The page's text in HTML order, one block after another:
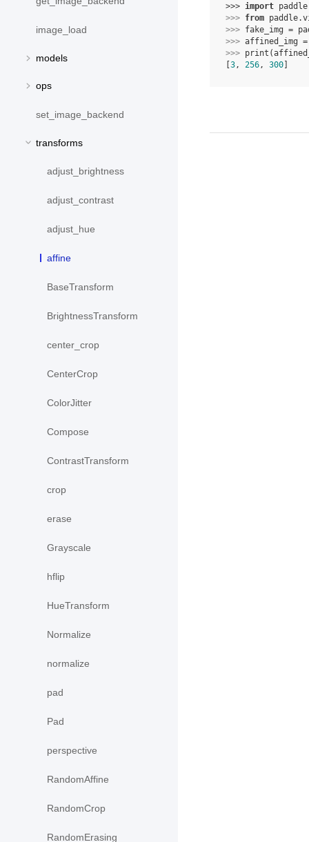
image_load
models
ops
set_image_backend
transforms
adjust_brightness
adjust_contrast
adjust_hue
affine
BaseTransform
BrightnessTransform
center_crop
CenterCrop
ColorJitter
Compose
ContrastTransform
crop
erase
Grayscale
hflip
HueTransform
Normalize
normalize
pad
Pad
perspective
RandomAffine
RandomCrop
RandomErasing
>>> import paddle
>>> from
>>> fake_img =
>>> affined_img =
>>> print (
3, 256, 300